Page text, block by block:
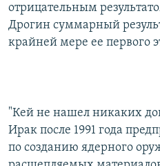
отрицательным
Дрогин суммарный
крайней мере ее первого
"Кей не нашел никаких
Ирак после 1991 года
по созданию ядерного